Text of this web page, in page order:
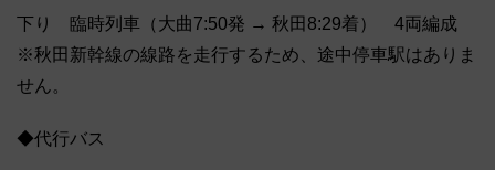
下り 臨時列車（大曲7:50発 → 秋田8:29着） 4両編成
※秋田新幹線の線路を走行するため、途中停車駅はありま
せん。
◆代行バス